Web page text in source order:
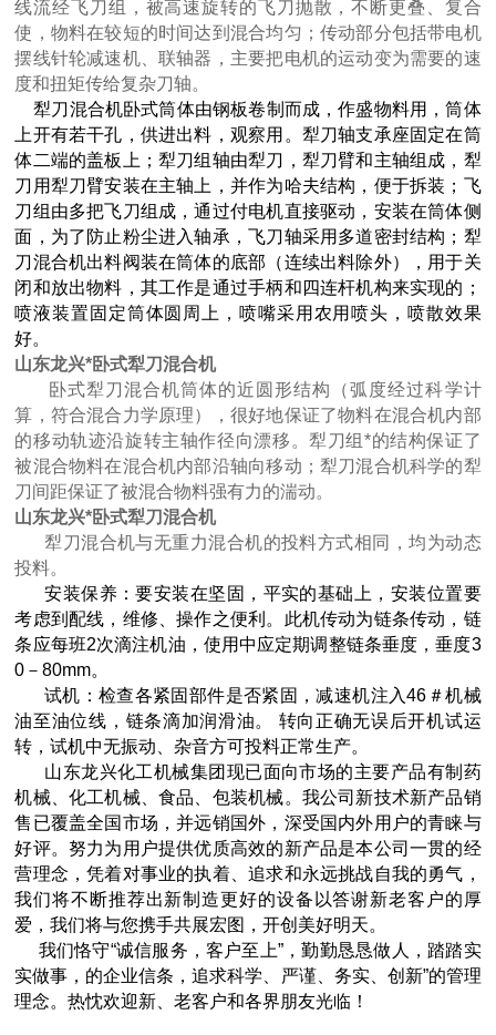
线流经飞刀组，被高速旋转的飞刀抛散，不断更叠、复合
使，物料在较短的时间达到混合均匀；传动部分包括带电机
摆线针轮减速机、联轴器，主要把电机的运动变为需要的速
度和扭矩传给复杂刀轴。
犁刀混合机卧式筒体由钢板卷制而成，作盛物料用，筒体
上开有若干孔，供进出料，观察用。犁刀轴支承座固定在筒
体二端的盖板上；犁刀组轴由犁刀，犁刀臂和主轴组成，犁
刀用犁刀臂安装在主轴上，并作为哈夫结构，便于拆装；飞
刀组由多把飞刀组成，通过付电机直接驱动，安装在筒体侧
面，为了防止粉尘进入轴承，飞刀轴采用多道密封结构；犁
刀混合机出料阀装在筒体的底部（连续出料除外），用于关
闭和放出物料，其工作是通过手柄和四连杆机构来实现的；
喷液装置固定筒体圆周上，喷嘴采用农用喷头，喷散效果
好。
山东龙兴*卧式犁刀混合机
卧式犁刀混合机筒体的近圆形结构（弧度经过科学计
算，符合混合力学原理），很好地保证了物料在混合机内部
的移动轨迹沿旋转主轴作径向漂移。犁刀组*的结构保证了
被混合物料在混合机内部沿轴向移动；犁刀混合机科学的犁
刀间距保证了被混合物料强有力的湍动。
山东龙兴*卧式犁刀混合机
犁刀混合机与无重力混合机的投料方式相同，均为动态
投料。
安装保养：要安装在坚固，平实的基础上，安装位置要
考虑到配线，维修、操作之便利。此机传动为链条传动，链
条应每班2次滴注机油，使用中应定期调整链条垂度，垂度3
0－80mm。
试机：检查各紧固部件是否紧固，减速机注入46＃机械
油至油位线，链条滴加润滑油。 转向正确无误后开机试运
转，试机中无振动、杂音方可投料正常生产。
山东龙兴化工机械集团现已面向市场的主要产品有制药
机械、化工机械、食品、包装机械。我公司新技术新产品销
售已覆盖全国市场，并远销国外，深受国内外用户的青睐与
好评。努力为用户提供优质高效的新产品是本公司一贯的经
营理念，凭着对事业的执着、追求和永远挑战自我的勇气，
我们将不断推荐出新制造更好的设备以答谢新老客户的厚
爱，我们将与您携手共展宏图，开创美好明天。
我们恪守“诚信服务，客户至上”，勤勤恳恳做人，踏踏实
实做事，的企业信条，追求科学、严谨、务实、创新”的管理
理念。热忱欢迎新、老客户和各界朋友光临！